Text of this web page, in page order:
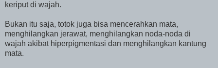
keriput di wajah.
Bukan itu saja, totok juga bisa mencerahkan mata,
menghilangkan jerawat, menghilangkan noda-noda di
wajah akibat hiperpigmentasi dan menghilangkan kantung
mata.